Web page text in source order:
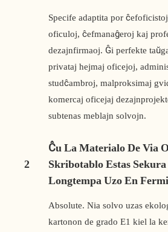
Specife adaptita por
oficuloj, ĉefmanaĝeroj kaj
dezajnfirmaoj. Ĝi perfekte
privataj hejmaj oficejoj,
studĉambroj, malproksimaj
komercaj oficejaj
subtenas meblajn solvojn.
2
Ĉu La Materialo De Via
Skribotablo Estas
Longtempa Uzo En
Absolute. Nia solvo uzas
kartonon de grado E1 kiel la